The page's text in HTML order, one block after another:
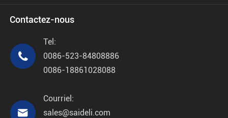
Contactez-nous

Tel:
0086-523-84808886
0086-18861028088

Courriel:
sales@saideli.com